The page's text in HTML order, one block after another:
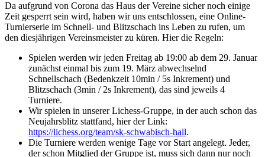
Da aufgrund von Corona das Haus der Vereine sicher noch einige
Zeit gesperrt sein wird, haben wir uns entschlossen, eine Online-
Turnierserie im Schnell- und Blitzschach ins Leben zu rufen, um
den diesjährigen Vereinsmeister zu küren. Hier die Regeln:
Spielen werden wir jeden Freitag ab 19:00 ab dem 29. Januar
zunächst einmal bis zum 19. März abwechselnd
Schnellschach (Bedenkzeit 10min / 5s Inkrement) und
Blitzschach (3min / 2s Inkrement), das sind jeweils 4
Turniere.
Wir spielen in unserer Lichess-Gruppe, in der auch schon das
Neujahrsblitz stattfand, hier der Link:
https://lichess.org/team/sk-schwabisch-hall.
Die Turniere werden wenige Tage vor Start angelegt. Jeder,
der schon Mitglied der Gruppe ist, muss sich dann nur noch